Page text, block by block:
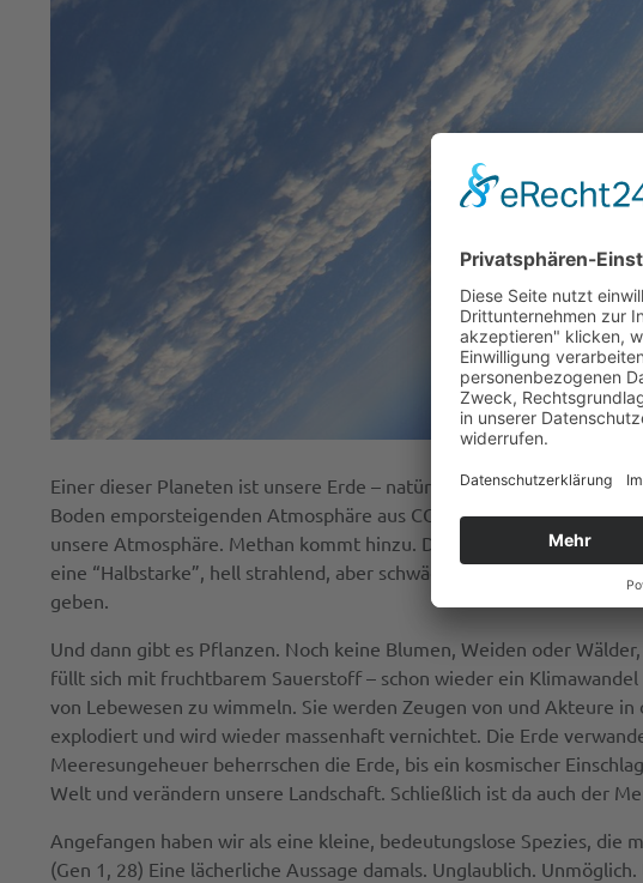
Einer dieser Planeten ist unsere Erde – natürlich besonders. Eine
Boden emporsteigenden Atmosphäre aus CO2 ersetzt. Überall
unsere Atmosphäre. Methan kommt hinzu. Die Erde ist gefüllt mit
eine “Halbstarke”, hell strahlend, aber schwächer als heute. Der
geben.
Und dann gibt es Pflanzen. Noch keine Blumen, Weiden oder
füllt sich mit fruchtbarem Sauerstoff – schon wieder ein
von Lebewesen zu wimmeln. Sie werden Zeugen von und Akteure
explodiert und wird wieder massenhaft vernichtet. Die Erde
Meeresungeheuer beherrschen die Erde, bis ein kosmischer
Welt und verändern unsere Landschaft. Schließlich ist da auch der
Angefangen haben wir als eine kleine, bedeutungslose Spezies, die
(Gen 1, 28) Eine lächerliche Aussage damals. Unglaublich.